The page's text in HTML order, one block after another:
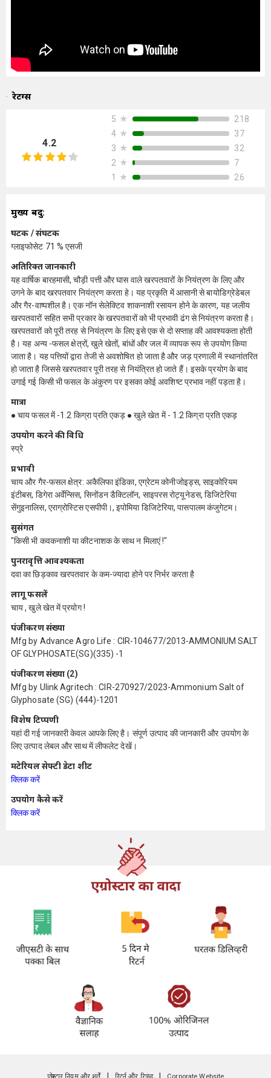
रेटिंग्स
4.2
5 ★
218
4 ★
37
3 ★
32
2 ★
7
1
★ 26
मुख्य बिंदु:
घटक / संघटक
ग्लाइफोसेट 71 % एसजी
अतिरिक्त जानकारी
यह वार्षिक बारहमासी, चौड़ी पत्ती और घास वाले खरपतवारों के नियंत्रण के लिए और
उगने के बाद खरपतवार नियंत्रण करता हे। यह प्रकृति में आसानी से बायोडिग्रेडेबल
और गैर-वाष्पशील है। एक नॉन सेलेक्टिव शाकनाशी रसायन होने के कारण, यह जलीय
खरपतवारों सहित सभी प्रकार के खरपतवारों को भी प्रभावी ढंग से नियंत्रण करता है।
खरपतवारों को पूरी तरह से नियंत्रण के लिए इसे एक से दो सप्ताह की आवश्यकता होती
है। यह अन्य -फसल क्षेत्रों, खुले खेतों, बांधों और जल में व्यापक रूप से उपयोग किया
जाता है। यह पत्तियों द्वारा तेजी से अवशोषित हो जाता है और जड़ प्रणाली में स्थानांतरित
हो जाता है जिससे खरपतवार पूरी तरह से नियंत्रित हो जाते हैं। इसके प्रयोग के बाद
उगाई गई किसी भी फसल के अंकुरण पर इसका कोई अवशिष्ट प्रभाव नहीं पड़ता है।
मात्रा
● चाय फसल में -1.2 किग्रा प्रति एकड़ ● खुले खेत में - 1.2 किग्रा प्रति एकड़
उपयोग करने की विधि
स्प्रे
प्रभावी
चाय और गैर-फसल क्षेत्र: अकैलिफा इंडिका, एग्रेटम कोनीजोइड्स, साइकोरियम
इंटीबस, डिगेरा अर्वेन्सिस, सिनोंडन डैक्टिलॉन, साइपरस रोट्यूनेडस, डिजिटेरिया
सेंगुइनालिस, एराग्रोस्टिस एसपीपी।, इपोमिया डिजिटेरिया, पासपालम कंजुगेटम।
सुसंगत
"किसी भी कवकनाशी या कीटनाशक के साथ न मिलाएं !"
पुनरावृत्ति आवश्यकता
दवा का छिड़काव खरपतवार के कम-ज्यादा होने पर निर्भर करता है
लागू फसलें
चाय , खुले खेत में प्रयोग !
पंजीकरण संख्या
Mfg by Advance Agro Life : CIR-104677/2013-AMMONIUM SALT
OF GLYPHOSATE(SG)(335) -1
पंजीकरण संख्या (2)
Mfg by Ulink Agritech : CIR-270927/2023-Ammonium Salt of
Glyphosate (SG) (444)-1201
विशेष टिप्पणी
यहां दी गई जानकारी केवल आपके लिए है। संपूर्ण उत्पाद की जानकारी और उपयोग के
लिए उत्पाद लेबल और साथ में लीफलेट देखें।
मटेरियल सेफ्टी डेटा शीट
क्लिक करें
उपयोग कैसे करें
क्लिक करें
एग्रोस्टार नियम और शर्तें रिटर्न और रिफंड Corporate Website